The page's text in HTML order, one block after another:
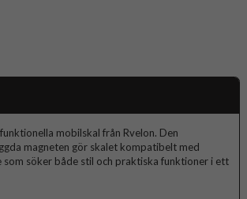
mobilskal från Rvelon. Den
magneten gör skalet kompatibelt med
söker både stil och praktiska funktioner i ett